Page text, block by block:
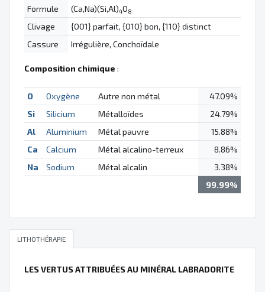
Formule
(Ca,Na)(Si,Al)4O8
Clivage
{001} parfait, {010} bon, {110} distinct
Cassure
Irrégulière, Conchoïdale
Composition chimique :
O Oxygène Autre non métal
47.09%
Si
Silicium Métalloïdes
24.79%
Al
Aluminium Métal pauvre
15.88%
Ca
Calcium Métal alcalino-terreux
8.86%
Na
Sodium Métal alcalin
3.38%
99.99%
LITHOTHÉRAPIE
LES VERTUS ATTRIBUÉES AU MINÉRAL LABRADORITE